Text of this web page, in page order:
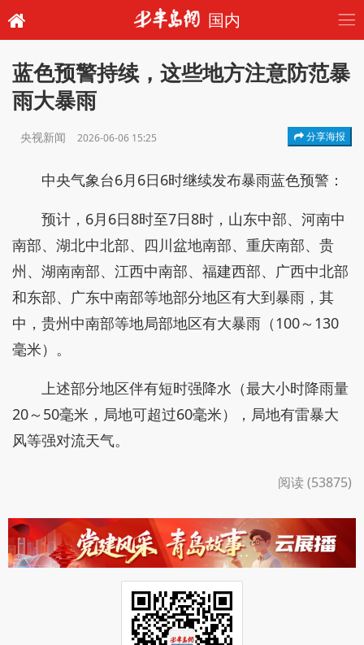
国内
蓝色预警持续，这些地方注意防范暴
雨大暴雨
央视新闻 2026-06-06 15:25 分享海报
中央气象台6月6日6时继续发布暴雨蓝色预警：
预计，6月6日8时至7日8时，山东中部、河南中
南部、湖北中北部、四川盆地南部、重庆南部、贵
州、湖南南部、江西中南部、福建西部、广西中北部
和东部、广东中南部等地部分地区有大到暴雨，其
中，贵州中南部等地局部地区有大暴雨（100～130
毫米）。
上述部分地区伴有短时强降水（最大小时降雨量
20～50毫米，局地可超过60毫米），局地有雷暴大
风等强对流天气。
阅读 (53875)